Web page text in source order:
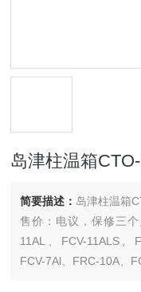
岛津柱温箱
简要描述： 岛津柱温箱
售价：电议，保修三
11AL、FCV-11ALS、
FCV-7Al、FRC-10A、